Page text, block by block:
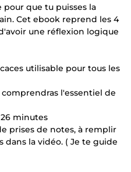
que tu puisses la
Cet ebook reprend les 4
une réflexion logique
utilisable pour tous les
l'essentiel de
minutes
prises de notes, à remplir
dans la vidéo. ( Je te guide